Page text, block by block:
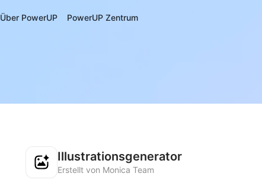
Über PowerUP PowerUP Zentrum
Illustrationsgenerator
Erstellt von Monica Team